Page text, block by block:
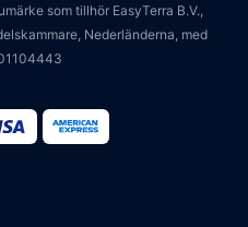
som tillhör EasyTerra B.V.,
Nederländerna, med